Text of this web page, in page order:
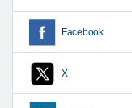
Facebook
X